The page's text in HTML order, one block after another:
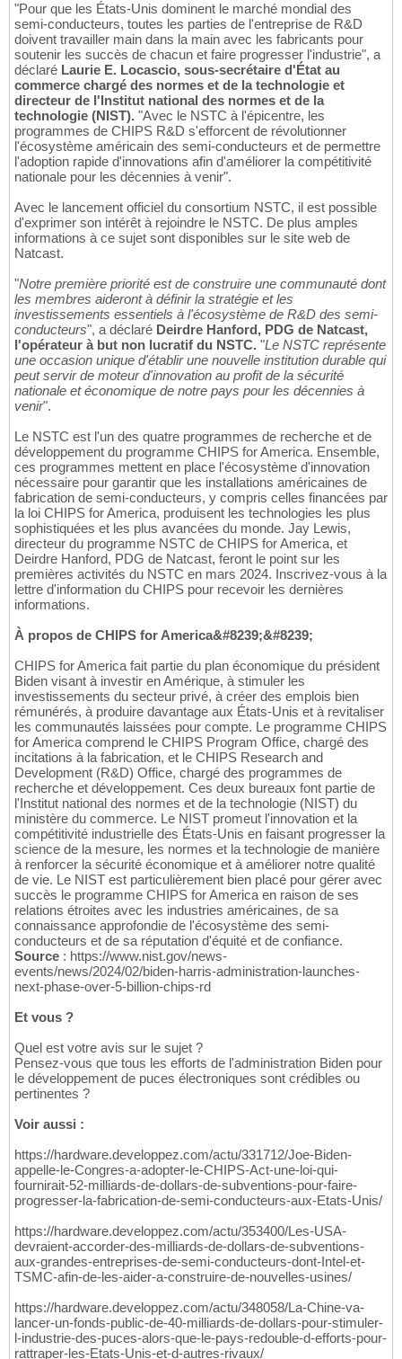
"Pour que les États-Unis dominent le marché mondial des
semi-conducteurs, toutes les parties de l'entreprise de R&D
doivent travailler main dans la main avec les fabricants pour
soutenir les succès de chacun et faire progresser l'industrie", a
déclaré Laurie E. Locascio, sous-secrétaire d'État au
commerce chargé des normes et de la technologie et
directeur de l'Institut national des normes et de la
technologie (NIST). "Avec le NSTC à l'épicentre, les
programmes de CHIPS R&D s'efforcent de révolutionner
l'écosystème américain des semi-conducteurs et de permettre
l'adoption rapide d'innovations afin d'améliorer la compétitivité
nationale pour les décennies à venir".
Avec le lancement officiel du consortium NSTC, il est possible
d'exprimer son intérêt à rejoindre le NSTC. De plus amples
informations à ce sujet sont disponibles sur le site web de
Natcast.
"Notre première priorité est de construire une communauté dont
les membres aideront à définir la stratégie et les
investissements essentiels à l'écosystème de R&D des semi-
conducteurs", a déclaré Deirdre Hanford, PDG de Natcast,
l'opérateur à but non lucratif du NSTC. "Le NSTC représente
une occasion unique d'établir une nouvelle institution durable qui
peut servir de moteur d'innovation au profit de la sécurité
nationale et économique de notre pays pour les décennies à
venir".
Le NSTC est l'un des quatre programmes de recherche et de
développement du programme CHIPS for America. Ensemble,
ces programmes mettent en place l'écosystème d'innovation
nécessaire pour garantir que les installations américaines de
fabrication de semi-conducteurs, y compris celles financées par
la loi CHIPS for America, produisent les technologies les plus
sophistiquées et les plus avancées du monde. Jay Lewis,
directeur du programme NSTC de CHIPS for America, et
Deirdre Hanford, PDG de Natcast, feront le point sur les
premières activités du NSTC en mars 2024. Inscrivez-vous à la
lettre d'information du CHIPS pour recevoir les dernières
informations.
À propos de CHIPS for America&#8239;&#8239;
CHIPS for America fait partie du plan économique du président
Biden visant à investir en Amérique, à stimuler les
investissements du secteur privé, à créer des emplois bien
rémunérés, à produire davantage aux États-Unis et à revitaliser
les communautés laissées pour compte. Le programme CHIPS
for America comprend le CHIPS Program Office, chargé des
incitations à la fabrication, et le CHIPS Research and
Development (R&D) Office, chargé des programmes de
recherche et développement. Ces deux bureaux font partie de
l'Institut national des normes et de la technologie (NIST) du
ministère du commerce. Le NIST promeut l'innovation et la
compétitivité industrielle des États-Unis en faisant progresser la
science de la mesure, les normes et la technologie de manière
à renforcer la sécurité économique et à améliorer notre qualité
de vie. Le NIST est particulièrement bien placé pour gérer avec
succès le programme CHIPS for America en raison de ses
relations étroites avec les industries américaines, de sa
connaissance approfondie de l'écosystème des semi-
conducteurs et de sa réputation d'équité et de confiance.
Source : https://www.nist.gov/news-
events/news/2024/02/biden-harris-administration-launches-
next-phase-over-5-billion-chips-rd
Et vous ?
Quel est votre avis sur le sujet ?
Pensez-vous que tous les efforts de l'administration Biden pour
le développement de puces électroniques sont crédibles ou
pertinentes ?
Voir aussi :
https://hardware.developpez.com/actu/331712/Joe-Biden-
appelle-le-Congres-a-adopter-le-CHIPS-Act-une-loi-qui-
fournirait-52-milliards-de-dollars-de-subventions-pour-faire-
progresser-la-fabrication-de-semi-conducteurs-aux-Etats-Unis/
https://hardware.developpez.com/actu/353400/Les-USA-
devraient-accorder-des-milliards-de-dollars-de-subventions-
aux-grandes-entreprises-de-semi-conducteurs-dont-Intel-et-
TSMC-afin-de-les-aider-a-construire-de-nouvelles-usines/
https://hardware.developpez.com/actu/348058/La-Chine-va-
lancer-un-fonds-public-de-40-milliards-de-dollars-pour-stimuler-
l-industrie-des-puces-alors-que-le-pays-redouble-d-efforts-pour-
rattraper-les-Etats-Unis-et-d-autres-rivaux/